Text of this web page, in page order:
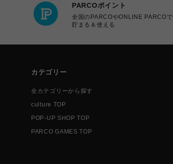
PARCOポイント
全国のPARCOやONLINE PARCOで
貯まる＆使える
カテゴリー
全カテゴリーから探す
culture TOP
POP-UP SHOP TOP
PARCO GAMES TOP